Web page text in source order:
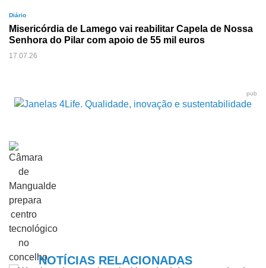
Diário
Misericórdia de Lamego vai reabilitar Capela de Nossa
Senhora do Pilar com apoio de 55 mil euros
17.07.26
pub
NOTÍCIAS RELACIONADAS